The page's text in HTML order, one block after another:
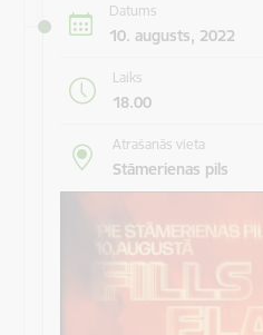
Datums
10. augusts, 2022
Laiks
18.00
Atrašanās vieta
Stāmerienas pils